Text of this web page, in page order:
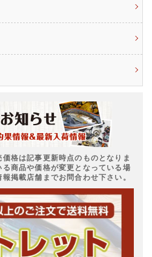
格は記事更新時点のものとなりま
商品や価格が変更となっている場
掲載店舗までお問合わせ下さい。